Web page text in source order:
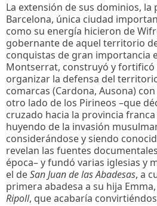
La extensión de sus dominios, la
Barcelona, única ciudad
como su energía hicieron de
gobernante de aquel territorio
conquistas de gran importancia
Montserrat, construyó y fortificó
organizar la defensa del
comarcas (Cardona, Ausona) con
otro lado de los Pirineos –que
cruzado hacia la provincia
huyendo de la invasión
considerándose y siendo
revelan las fuentes
época– y fundó varias iglesias y
el deSan Juan de las Abadesas, a
primera abadesa a su hija
Ripoll, que acabaría